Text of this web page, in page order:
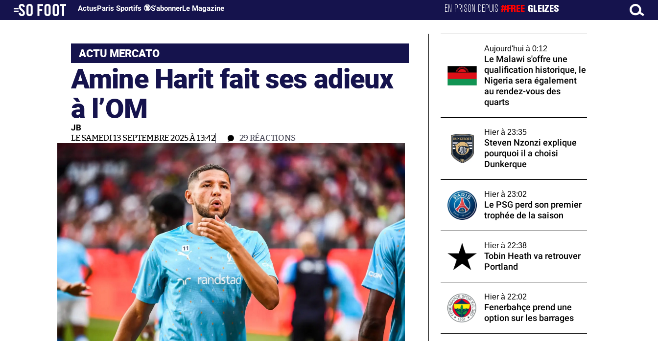
ActusParis Sportifs 🔞S'abonnerLe Magazine EN PRISON DEPUIS#FREE GLEIZES
ACTU MERCATO
Amine Harit fait ses adieux
à l’OM
JB
LE SAMEDI 13 SEPTEMBRE 2025 À 13:42 29 RÉACTIONS
Aujourd'hui à 0:12
Le Malawi s'offre une
qualification historique, le
Nigeria sera également
au rendez-vous des
quarts
Hier à 23:35
Steven Nzonzi explique
pourquoi il a choisi
Dunkerque
Hier à 23:02
Le PSG perd son premier
trophée de la saison
Hier à 22:38
Tobin Heath va retrouver
Portland
Hier à 22:02
Fenerbahçe prend une
option sur les barrages